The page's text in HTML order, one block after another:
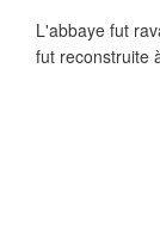
L'abbaye fut
fut reconstruite